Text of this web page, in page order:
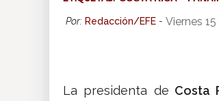
Por: Redacción/EFE - Viernes
La presidenta de Costa